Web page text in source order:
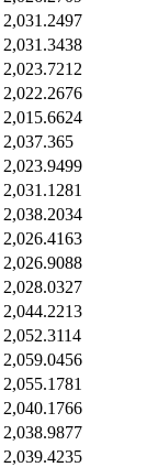
2,031.2497
2,031.3438
2,023.7212
2,022.2676
2,015.6624
2,037.365
2,023.9499
2,031.1281
2,038.2034
2,026.4163
2,026.9088
2,028.0327
2,044.2213
2,052.3114
2,059.0456
2,055.1781
2,040.1766
2,038.9877
2,039.4235